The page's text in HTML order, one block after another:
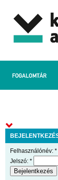
Felhasználónév: *
Jelszó: *